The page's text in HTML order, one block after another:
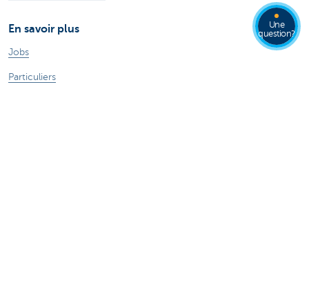
En savoir plus
Jobs
Particuliers
Une
question?